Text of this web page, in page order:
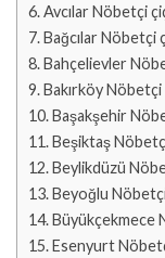
Avcılar Nöbetçi
Bağcılar Nöbetçi
Bahçelievler
Bakırköy
Başakşehir
Beşiktaş
Beylikdüzü
Beyoğlu
Büyükçekmece
Esenyurt